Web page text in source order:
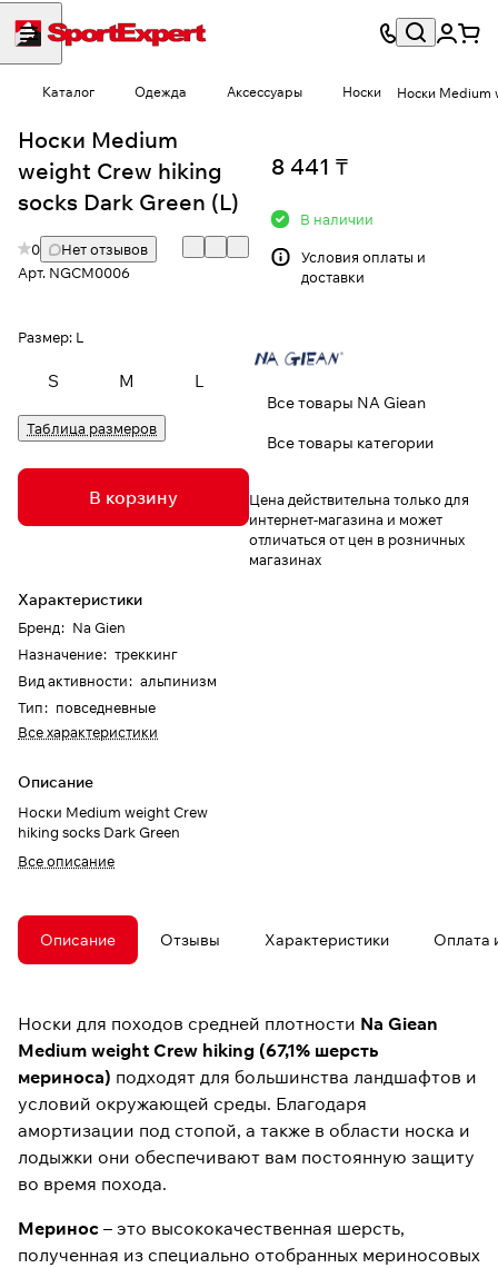
Каталог Одежда Аксессуары Носки Носки Medium
Носки Medium
weight Crew hiking
socks Dark Green (L)
0
Нет отзывов
Арт. NGCM0006
Размер: L
S M L
Таблица размеров
В корзину
Характеристики
Бренд: Na Gien
Назначение: треккинг
Вид активности: альпинизм
Тип: повседневные
Все характеристики
Описание
Носки Medium weight Crew
hiking socks Dark Green
Все описание
8 441 ₸
В наличии
Условия оплаты и
доставки
Все товары NA Giean
Все товары категории
Цена действительна только для
интернет-магазина и может
отличаться от цен в розничных
магазинах
Описание Отзывы Характеристики Оплата
Носки для походов средней плотности Na Giean
Medium weight Crew hiking (67,1% шерсть
мериноса) подходят для большинства ландшафтов и
условий окружающей среды. Благодаря
амортизации под стопой, а также в области носка и
лодыжки они обеспечивают вам постоянную защиту
во время похода.
Меринос – это высококачественная шерсть,
полученная из специально отобранных мериносовых